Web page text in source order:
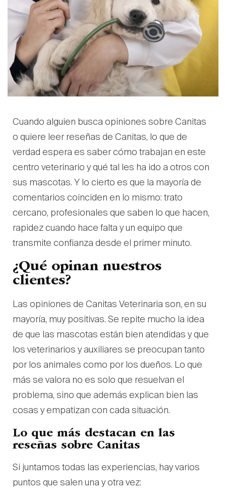
Cuando alguien busca opiniones sobre Canitas
o quiere leer reseñas de Canitas, lo que de
verdad espera es saber cómo trabajan en este
centro veterinario y qué tal les ha ido a otros con
sus mascotas. Y lo cierto es que la mayoría de
comentarios coinciden en lo mismo: trato
cercano, profesionales que saben lo que hacen,
rapidez cuando hace falta y un equipo que
transmite confianza desde el primer minuto.
¿Qué opinan nuestros
clientes?
Las opiniones de Canitas Veterinaria son, en su
mayoría, muy positivas. Se repite mucho la idea
de que las mascotas están bien atendidas y que
los veterinarios y auxiliares se preocupan tanto
por los animales como por los dueños. Lo que
más se valora no es solo que resuelvan el
problema, sino que además explican bien las
cosas y empatizan con cada situación.
Lo que más destacan en las
reseñas sobre Canitas
Si juntamos todas las experiencias, hay varios
puntos que salen una y otra vez: